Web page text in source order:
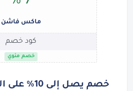
ماكس فاشن
كود خصم
خصم مئوي
خصم يصل إلى 10% على الملابس والأزياء